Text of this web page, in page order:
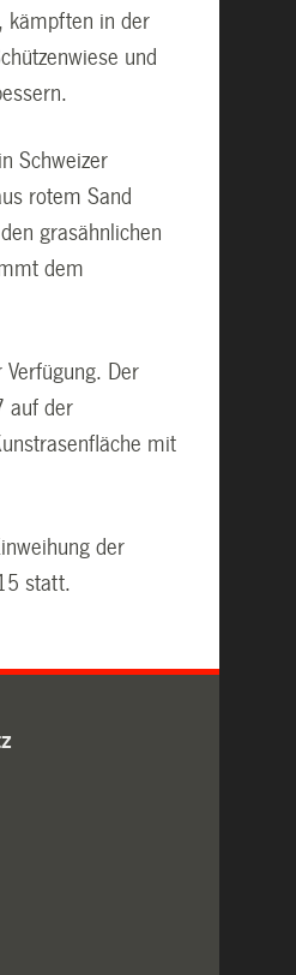
kämpften in der
und
Schweizer
rotem Sand
grasähnlichen
dem
Der
auf der
mit
der
statt.